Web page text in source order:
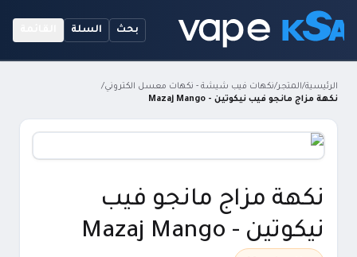
بحث السلة
الرئيسية/المتجر/نكهات فيب شيشة - نكهات معسل الكتروني/
نكهة مزاج مانجو فيب نيكوتين - Mazaj Mango
نكهة مزاج مانجو فيب
نيكوتين - Mazaj Mango